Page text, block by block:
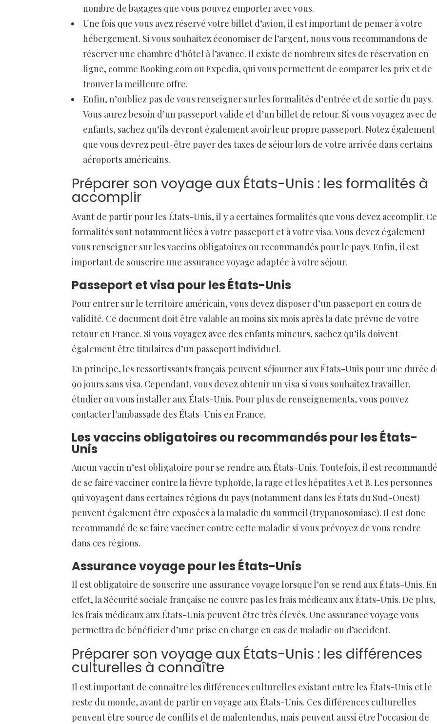
nombre de bagages que vous pouvez emporter avec vous.
Une fois que vous avez réservé votre billet d’avion, il est important de penser à votre
hébergement. Si vous souhaitez économiser de l’argent, nous vous recommandons de
réserver une chambre d’hôtel à l’avance. Il existe de nombreux sites de réservation en
ligne, comme Booking.com ou Expedia, qui vous permettent de comparer les prix et de
trouver la meilleure offre.
Enfin, n’oubliez pas de vous renseigner sur les formalités d’entrée et de sortie du pays.
Vous aurez besoin d’un passeport valide et d’un billet de retour. Si vous voyagez avec
enfants, sachez qu’ils devront également avoir leur propre passeport. Notez également
que vous devrez peut-être payer des taxes de séjour lors de votre arrivée dans certains
aéroports américains.
Préparer son voyage aux États-Unis : les formalités à
accomplir
Avant de partir pour les États-Unis, il y a certaines formalités que vous devez accomplir.
formalités sont notamment liées à votre passeport et à votre visa. Vous devez également
vous renseigner sur les vaccins obligatoires ou recommandés pour le pays. Enfin, il est
important de souscrire une assurance voyage adaptée à votre séjour.
Passeport et visa pour les États-Unis
Pour entrer sur le territoire américain, vous devez disposer d’un passeport en cours de
validité. Ce document doit être valable au moins six mois après la date prévue de votre
retour en France. Si vous voyagez avec des enfants mineurs, sachez qu’ils doivent
également être titulaires d’un passeport individuel.
En principe, les ressortissants français peuvent séjourner aux États-Unis pour une durée
90 jours sans visa. Cependant, vous devez obtenir un visa si vous souhaitez travailler,
étudier ou vous installer aux États-Unis. Pour plus de renseignements, vous pouvez
contacter l’ambassade des États-Unis en France.
Les vaccins obligatoires ou recommandés pour les États-
Unis
Aucun vaccin n’est obligatoire pour se rendre aux États-Unis. Toutefois, il est recommandé
de se faire vacciner contre la fièvre typhoïde, la rage et les hépatites A et B. Les personnes
qui voyagent dans certaines régions du pays (notamment dans les États du Sud-Ouest)
peuvent également être exposées à la maladie du sommeil (trypanosomiase). Il est donc
recommandé de se faire vacciner contre cette maladie si vous prévoyez de vous rendre
dans ces régions.
Assurance voyage pour les États-Unis
Il est obligatoire de souscrire une assurance voyage lorsque l’on se rend aux États-Unis. En
effet, la Sécurité sociale française ne couvre pas les frais médicaux aux États-Unis. De plus,
les frais médicaux aux États-Unis peuvent être très élevés. Une assurance voyage vous
permettra de bénéficier d’une prise en charge en cas de maladie ou d’accident.
Préparer son voyage aux États-Unis : les différences
culturelles à connaître
Il est important de connaître les différences culturelles existant entre les États-Unis et le
reste du monde, avant de partir en voyage aux États-Unis. Ces différences culturelles
peuvent être source de conflits et de malentendus, mais peuvent aussi être l’occasion de